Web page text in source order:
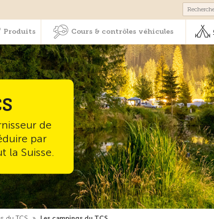
Cours & contrôles
Produits Cours & contrôles véhicules
de
par
la Suisse.